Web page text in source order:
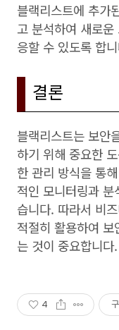
블랙리스트에 추가
고 분석하여 새로
응할 수 있도록 합
결론
블랙리스트는 보안
하기 위해 중요한
한 관리 방식을 통
적인 모니터링과
습니다. 따라서 비
적절히 활용하여
는 것이 중요합니다.
4